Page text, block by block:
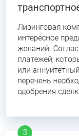
Лизинговая
интересное
желаний.
платежей,
или
перечень
одобрения